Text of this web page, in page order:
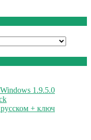
1.9.5.0
+ ключ